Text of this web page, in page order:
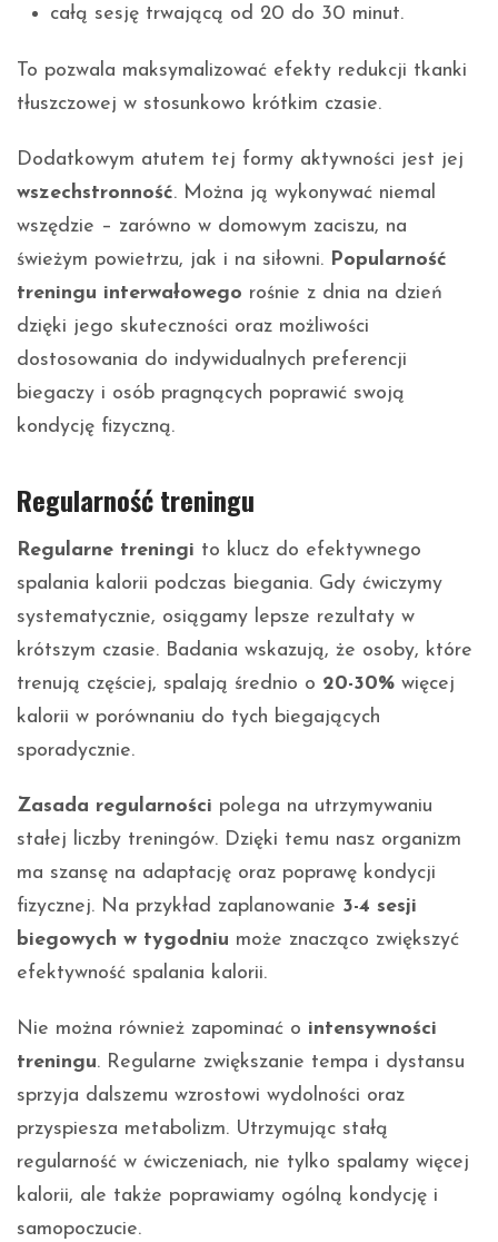
całą sesję trwającą od 20 do 30 minut.
To pozwala maksymalizować efekty redukcji tkanki
tłuszczowej w stosunkowo krótkim czasie.
Dodatkowym atutem tej formy aktywności jest jej
wszechstronność. Można ją wykonywać niemal
wszędzie – zarówno w domowym zaciszu, na
świeżym powietrzu, jak i na siłowni. Popularność
treningu interwałowego rośnie z dnia na dzień
dzięki jego skuteczności oraz możliwości
dostosowania do indywidualnych preferencji
biegaczy i osób pragnących poprawić swoją
kondycję fizyczną.
Regularność treningu
Regularne treningi to klucz do efektywnego
spalania kalorii podczas biegania. Gdy ćwiczymy
systematycznie, osiągamy lepsze rezultaty w
krótszym czasie. Badania wskazują, że osoby, które
trenują częściej, spalają średnio o 20-30% więcej
kalorii w porównaniu do tych biegających
sporadycznie.
Zasada regularności polega na utrzymywaniu
stałej liczby treningów. Dzięki temu nasz organizm
ma szansę na adaptację oraz poprawę kondycji
fizycznej. Na przykład zaplanowanie 3-4 sesji
biegowych w tygodniu może znacząco zwiększyć
efektywność spalania kalorii.
Nie można również zapominać o intensywności
treningu. Regularne zwiększanie tempa i dystansu
sprzyja dalszemu wzrostowi wydolności oraz
przyspiesza metabolizm. Utrzymując stałą
regularność w ćwiczeniach, nie tylko spalamy więcej
kalorii, ale także poprawiamy ogólną kondycję i
samopoczucie.